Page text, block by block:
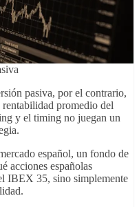
pasiva, por el contrario,
promedio del
y el timing no juegan un
español, un fondo de
acciones españolas
IBEX 35, sino simplemente